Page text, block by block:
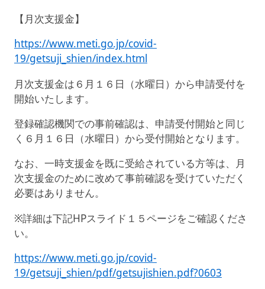
【月次支援金】
https://www.meti.go.jp/covid-
19/getsuji_shien/index.html
月次支援金は６月１６日（水曜日）から申請受付を
開始いたします。
登録確認機関での事前確認は、申請受付開始と同じ
く６月１６日（水曜日）から受付開始となります。
なお、一時支援金を既に受給されている方等は、月
次支援金のために改めて事前確認を受けていただく
必要はありません。
※詳細は下記HPスライド１５ページをご確認くださ
い。
https://www.meti.go.jp/covid-
19/getsuji_shien/pdf/getsujishien.pdf?0603